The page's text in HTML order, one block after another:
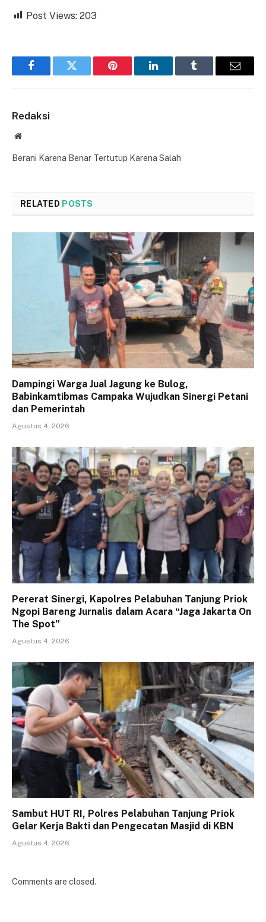
Post Views: 203
FacebookTwitter Pinterest LinkedInTumblr Email
Redaksi
Website
Berani Karena Benar Tertutup Karena Salah
RELATED POSTS
Dampingi Warga Jual Jagung ke Bulog,
Babinkamtibmas Campaka Wujudkan Sinergi Petani
dan Pemerintah
Agustus 4, 2026
Pererat Sinergi, Kapolres Pelabuhan Tanjung Priok
Ngopi Bareng Jurnalis dalam Acara “Jaga Jakarta On
The Spot”
Agustus 4, 2026
Sambut HUT RI, Polres Pelabuhan Tanjung Priok
Gelar Kerja Bakti dan Pengecatan Masjid di KBN
Agustus 4, 2026
Comments are closed.